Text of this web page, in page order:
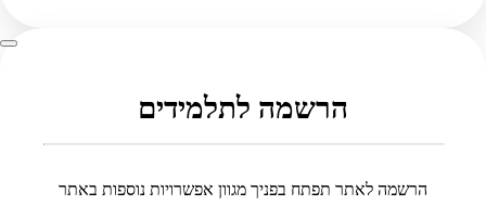
הרשמה לתלמידים
הרשמה לאתר תפתח בפניך מגוון אפשרויות נוספות באתר